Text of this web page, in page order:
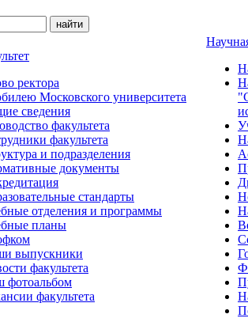
ректора
Московского университета
сведения
факультета
факультета
и подразделения
документы
стандарты
отделения и программы
планы
выпускники
факультета
фотоальбом
факультета